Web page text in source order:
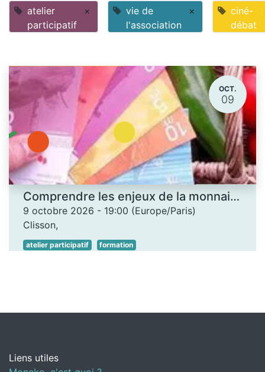
atelier
participatif
×
vie de
l'association
×
ciné-
débat
OCT.
09
Comprendre les enjeux de la monnaie locale - Les Ateliers des savoirs
9 octobre 2026 - 19:00 (Europe/Paris)
Clisson,
atelier participatif formation
Liens utiles